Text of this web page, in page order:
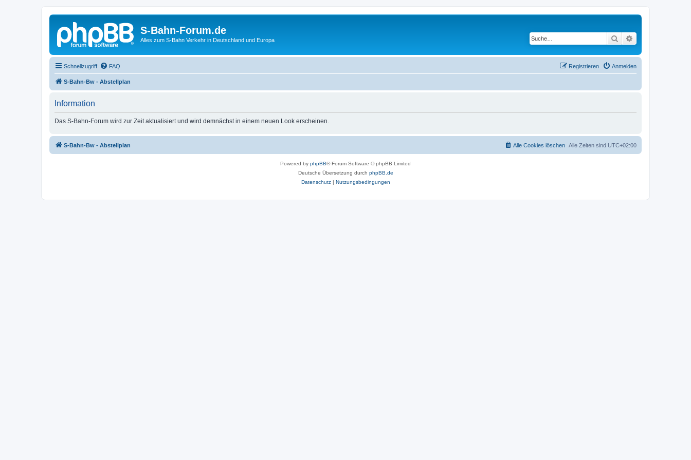
S-Bahn-Forum.de
Alles zum S-Bahn Verkehr in Deutschland und Europa Suche
Schnellzugriff FAQ Anmelden
Registrieren
S-Bahn-Bw - Abstellplan
Information
Das S-Bahn-Forum wird zur Zeit aktualisiert und wird demnächst in einem neuen Look erscheinen.
S-Bahn-Bw - Abstellplan Alle Zeiten sind UTC+02:00
Alle Cookies löschen
Powered by phpBB® Forum Software © phpBB Limited
Deutsche Übersetzung durch phpBB.de
Datenschutz| Nutzungsbedingungen